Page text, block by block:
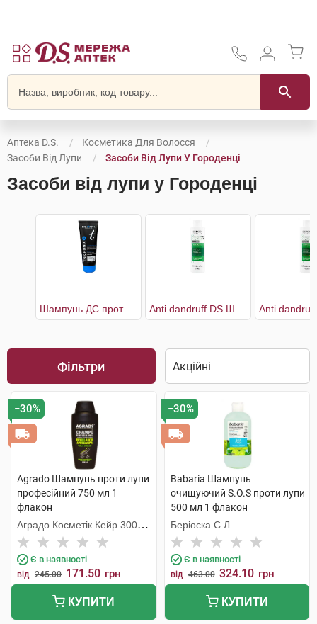
Аптека D.S.
Косметика Для Волосся
Засоби Від Лупи
Засоби Від Лупи У Городенці
Засоби від лупи у Городенці
Шампунь ДС проти легкої і помірної лупи
Фільтри
−30%
Agrado Шампунь проти лупи
професійний 750 мл 1
флакон
Аградо Косметік Кейр 3000
С.Л.У.
Є в наявності
від 245.00 171.50 грн
КУПИТИ
−30%
Babaria Шампунь
очищуючий S.O.S проти лупи
500 мл 1 флакон
Беріоска С.Л.
Є в наявності
від 463.00 324.10 грн
КУПИТИ